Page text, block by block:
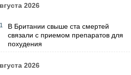
2026
В Британии свыше ста смертей
связали с приемом препаратов для
похудения
2026